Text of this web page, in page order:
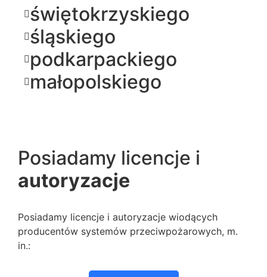
świętokrzyskiego
śląskiego
podkarpackiego
małopolskiego
Posiadamy licencje i
autoryzacje
Posiadamy licencje i autoryzacje wiodących
producentów systemów przeciwpożarowych, m.
in.: